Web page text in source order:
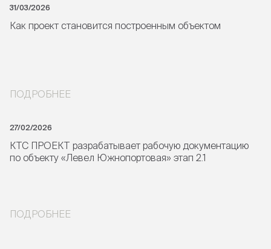
31/03/2026
Как проект становится построенным объектом
ПОДРОБНЕЕ
27/02/2026
КТС ПРОЕКТ разрабатывает рабочую документацию
по объекту «Левел Южнопортовая» этап 2.1
ПОДРОБНЕЕ